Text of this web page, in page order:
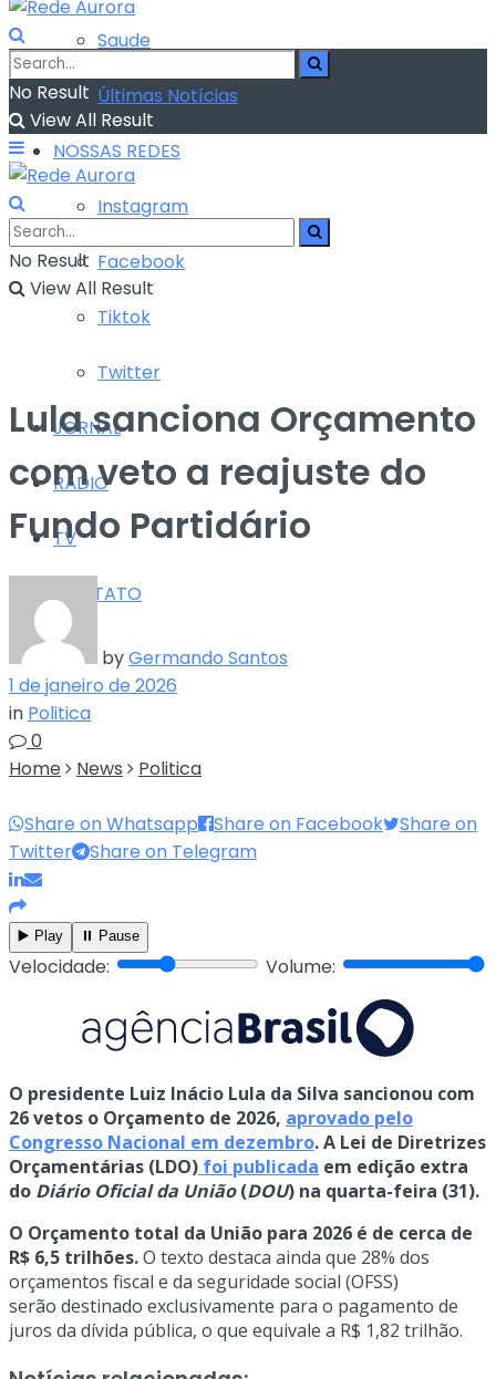
Saude
Últimas Notícias
NOSSAS REDES
Instagram
Facebook
Tiktok
Twitter
JORNAL
RÁDIO
TV
CONTATO
No Result
View All Result
No Result
View All Result
Lula sanciona Orçamento
com veto a reajuste do
Fundo Partidário
byGermando Santos
1 de janeiro de 2026
in Politica
0
Home
News Politica
Share on Whatsapp Share on Facebook
Share on
Twitter
Share on Telegram
▶️ Play ⏸️ Pause
Velocidade: Volume:
O presidente Luiz Inácio Lula da Silva sancionou com
26 vetos o Orçamento de 2026, aprovado pelo
Congresso Nacional em dezembro. A Lei de Diretrizes
Orçamentárias (LDO) foi publicada em edição extra
do Diário Oficial da União(DOU) na quarta-feira (31).
O Orçamento total da União para 2026 é de cerca de
R$ 6,5 trilhões.O texto destaca ainda que 28% dos
orçamentos fiscal e da seguridade social (OFSS)
serão destinado exclusivamente para o pagamento de
juros da dívida pública, o que equivale a R$ 1,82 trilhão.